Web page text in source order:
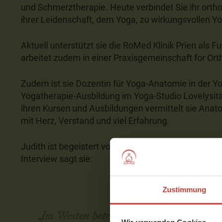
Zustimmung
und Schmerztherapie. Heute verbindet Sie ihr
ihrer Leidenschaft, dem Yoga, zu wirkungsvollen
Aktuell unterstützt sie die RoMed Klinik Prien als
arbeitet zudem in einer Praxisgemeinschaft for
Zudem ist sie Dozentin für Yoga-Anatomie in der
Yogatherapie-Ausbildung im Yoga-Studio
ihren Kursen und Ausbildungen vermittelt sie
mit Herz, Verstand und viel Erfahrung.
Judith ist begeistert von der ganzheitlichen
Interview sagt sie: